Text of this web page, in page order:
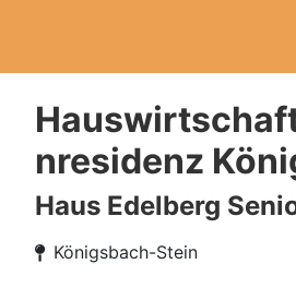
nresidenz
Haus Edelberg
Königsbach-Stein